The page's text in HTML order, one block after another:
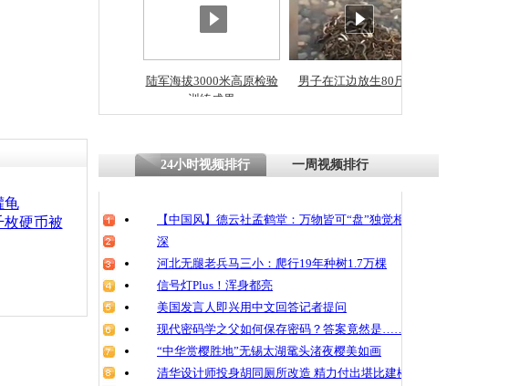
小伙骑车逆行被查情绪
崩溃 网上回答崩溃原
四川兴文苗乡上万人欢
魂
女子兑换36万元硬币
银行出动“神器”清点
陆军海拔3000米高原检验
训练成果
男子在江边放生80斤蛇
龟
枚硬币被
24小时视频排行 一周视频排行
【中国风】德云社孟鹤堂：万物皆可“盘”独觉相声
深
河北无腿老兵马三小：爬行19年种树1.7万棵
信号灯Plus！浑身都亮
美国发言人即兴用中文回答记者提问
现代密码学之父如何保存密码？答案竟然是……
“中华赏樱胜地”无锡太湖鼋头渚夜樱美如画
清华设计师投身胡同厕所改造 精力付出堪比建楼